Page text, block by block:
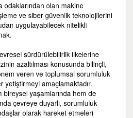
odaklarından olan makine
ve siber güvenlik teknolojilerini
uygulayabilecek nitelikli
sürdürülebilirlik ilkelerine
azaltılması konusunda bilinçli,
veren ve toplumsal sorumluluk
yetiştirmeyi amaçlamaktadır.
yaşamlarında hem de
çevreye duyarlı, sorumluluk
olarak hareket etmeleri